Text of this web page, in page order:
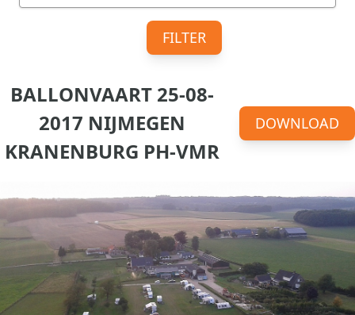
FILTER
BALLONVAART 25-08-
2017 NIJMEGEN
KRANENBURG PH-VMR
DOWNLOAD